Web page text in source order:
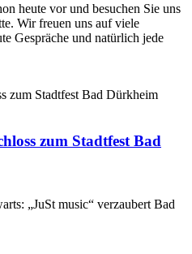
heute vor und besuchen Sie uns
Wir freuen uns auf viele
Gespräche und natürlich jede
zum Stadtfest Bad